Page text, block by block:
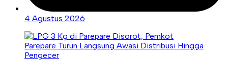
4 Agustus 2026